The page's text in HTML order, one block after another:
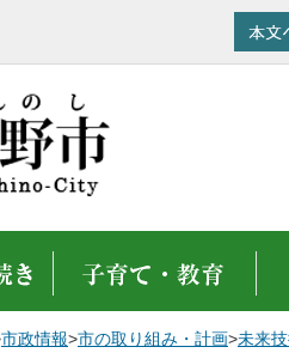
市政情報>市の取り組み・計画>未来